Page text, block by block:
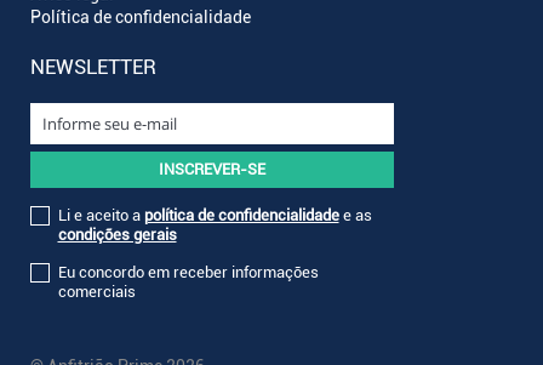
Política de confidencialidade
NEWSLETTER
Li e aceito a política de confidencialidadee as
condições gerais
Eu concordo em receber informações
comerciais